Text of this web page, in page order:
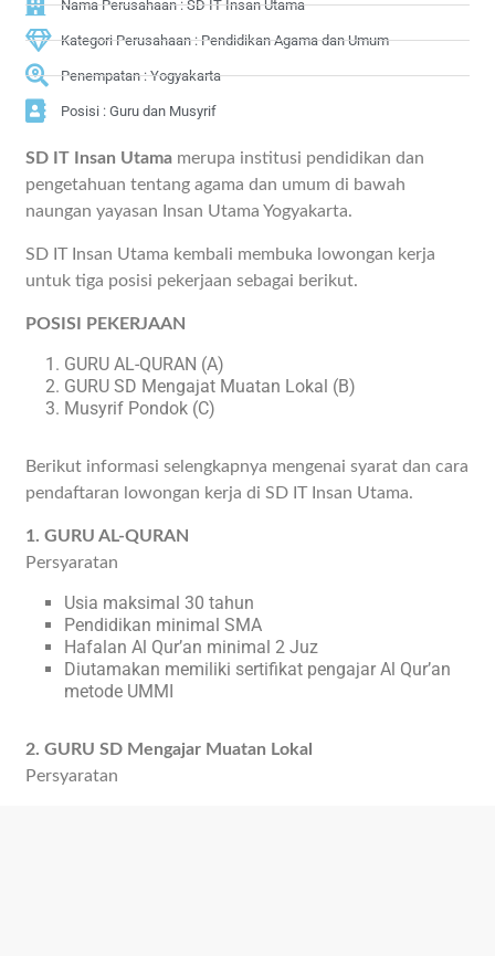
Nama Perusahaan : SD IT Insan Utama
Kategori Perusahaan : Pendidikan Agama dan Umum
Penempatan : Yogyakarta
Posisi : Guru dan Musyrif
SD IT Insan Utama merupa institusi pendidikan dan
pengetahuan tentang agama dan umum di bawah
naungan yayasan Insan Utama Yogyakarta.
SD IT Insan Utama kembali membuka lowongan kerja
untuk tiga posisi pekerjaan sebagai berikut.
POSISI PEKERJAAN
GURU AL-QURAN (A)
GURU SD Mengajat Muatan Lokal (B)
Musyrif Pondok (C)
Berikut informasi selengkapnya mengenai syarat dan cara
pendaftaran lowongan kerja di SD IT Insan Utama.
1. GURU AL-QURAN
Persyaratan
Usia maksimal 30 tahun
Pendidikan minimal SMA
Hafalan Al Qur’an minimal 2 Juz
Diutamakan memiliki sertifikat pengajar Al Qur’an
metode UMMI
2. GURU SD Mengajar Muatan Lokal
Persyaratan